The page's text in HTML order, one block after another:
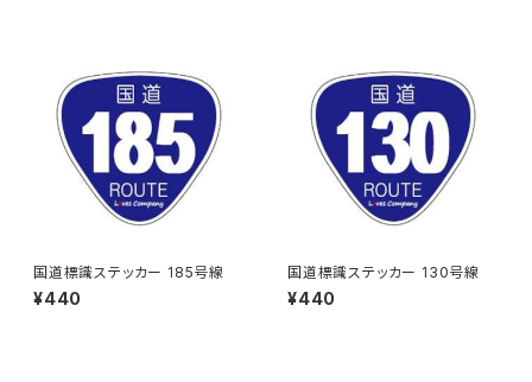
国道標識ステッカー 185号線
¥440
国道標識ステッカー 130号線
¥440